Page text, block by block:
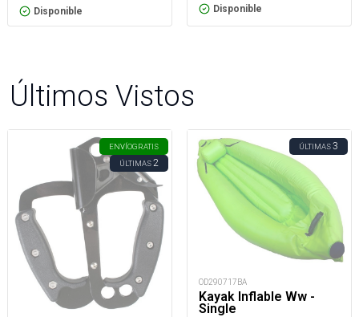
Disponible Disponible
Últimos Vistos
ENVÍOGRATIS
ÚLTIMAS2
ÚLTIMAS3
OD290717BA
Kayak Inflable Ww -
Single